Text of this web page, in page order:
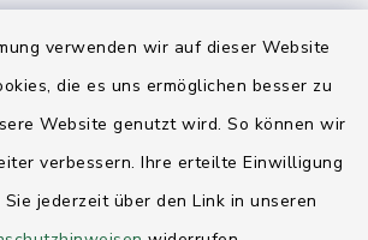
verwenden wir auf dieser Website
die es uns ermöglichen besser zu
Website genutzt wird. So können wir
verbessern. Ihre erteilte Einwilligung
jederzeit über den Link in unseren
115
Schleswig-Holstein
Mittelholstein